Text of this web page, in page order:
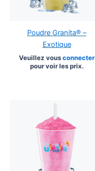
Poudre Granita® –
Exotique
Veuillez vousconnecter
pour voir les prix.